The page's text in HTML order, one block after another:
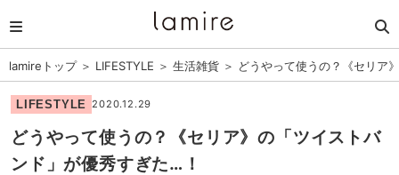
lamireトップ＞ LIFESTYLE ＞ 生活雑貨 ＞ どうやって使うの？《セリア
LIFESTYLE 2020.12.29
どうやって使うの？《セリア》の「ツイストバ
ンド」が優秀すぎた…！